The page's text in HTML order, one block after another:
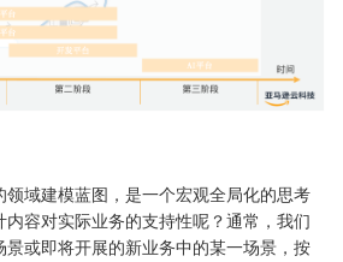
域建模蓝图，是一个宏观全局化的思考
内容对实际业务的支持性呢？通常，我们
或即将开展的新业务中的某一场景，按